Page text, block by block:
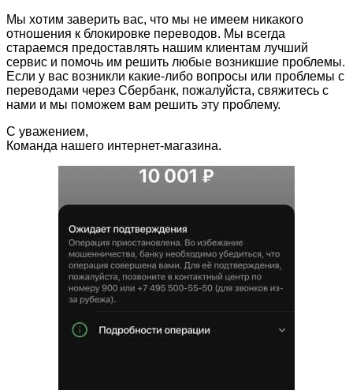
Мы хотим заверить вас, что мы не имеем никакого
отношения к блокировке переводов. Мы всегда
стараемся предоставлять нашим клиентам лучший
сервис и помочь им решить любые возникшие проблемы.
Если у вас возникли какие-либо вопросы или проблемы с
переводами через Сбербанк, пожалуйста, свяжитесь с
нами и мы поможем вам решить эту проблему.
С уважением,
Команда нашего интернет-магазина.